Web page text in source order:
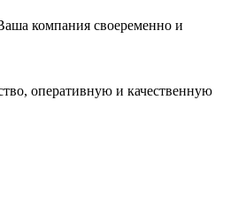
компания своеременно и
оперативную и качественную